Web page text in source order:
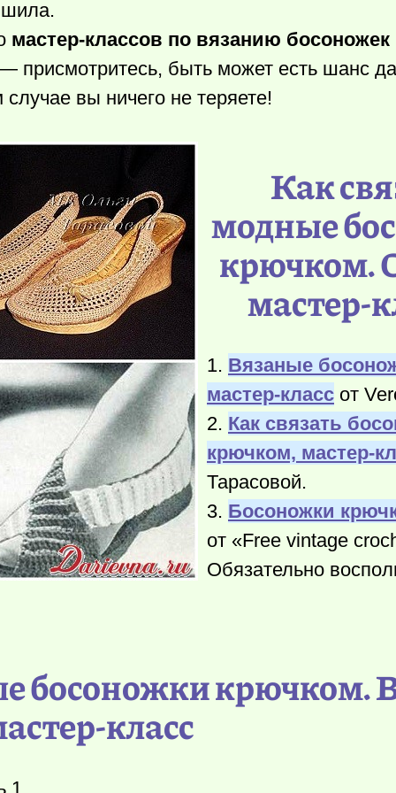
шила.
мастер-классов по вязанию
присмотритесь, быть может есть шанс
вы ничего не теряете!
Как
модные
крючком.
мастер-
1. Вязаные
мастер-класс от
2. Как связать
крючком, мастер-
Тарасовой.
3. Босоножки
от «Free vintage
Обязательно
босоножки крючком.
класс
1